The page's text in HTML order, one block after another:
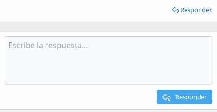
Responder
Responder